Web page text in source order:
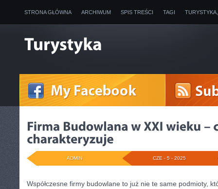
STRONA GŁÓWNA ARCHIWUM SPIS TREŚCI TAGI
CZE - 5 - 2025
ADMIN
Współczesne firmy budowlane to już nie te same podmioty,